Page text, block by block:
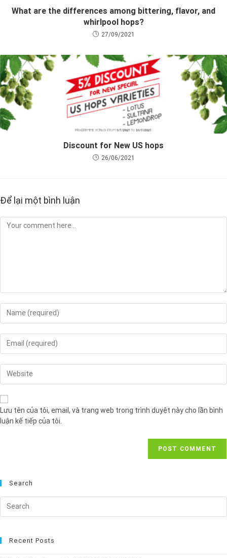
What are the differences among bittering, flavor, and
whirlpool hops?
27/09/2021
Discount for New US hops
26/06/2021
Để lại một bình luận
Lưu tên của tôi, email, và trang web trong trình duyệt này cho lần bình
luận kế tiếp của tôi.
Search
Recent Posts